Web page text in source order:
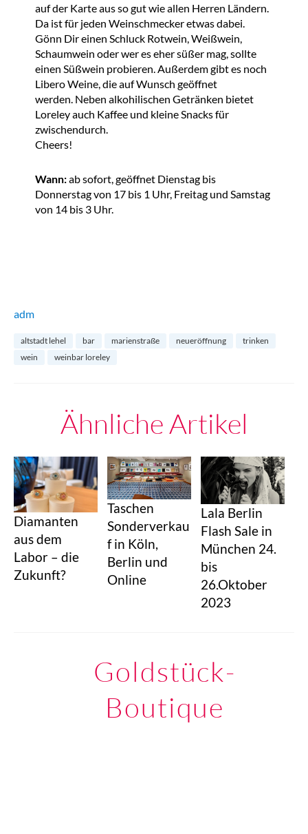
auf der Karte aus so gut wie allen Herren Ländern.
Da ist für jeden Weinschmecker etwas dabei.
Gönn Dir einen Schluck Rotwein, Weißwein,
Schaumwein oder wer es eher süßer mag, sollte
einen Süßwein probieren. Außerdem gibt es noch
Libero Weine, die auf Wunsch geöffnet
werden. Neben alkohilischen Getränken bietet
Loreley auch Kaffee und kleine Snacks für
zwischendurch.
Cheers!
Wann:ab sofort, geöffnet Dienstag bis
Donnerstag von 17 bis 1 Uhr, Freitag und Samstag
von 14 bis 3 Uhr.
adm
altstadt lehel bar marienstraße neueröffnung
trinken
wein
weinbar loreley
Ähnliche Artikel
Diamanten
aus dem
Labor – die
Zukunft?
Taschen
Sonderverkau
f in Köln,
Berlin und
Online
Lala Berlin
Flash Sale in
München 24.
bis
26.Oktober
2023
Goldstück-
Boutique